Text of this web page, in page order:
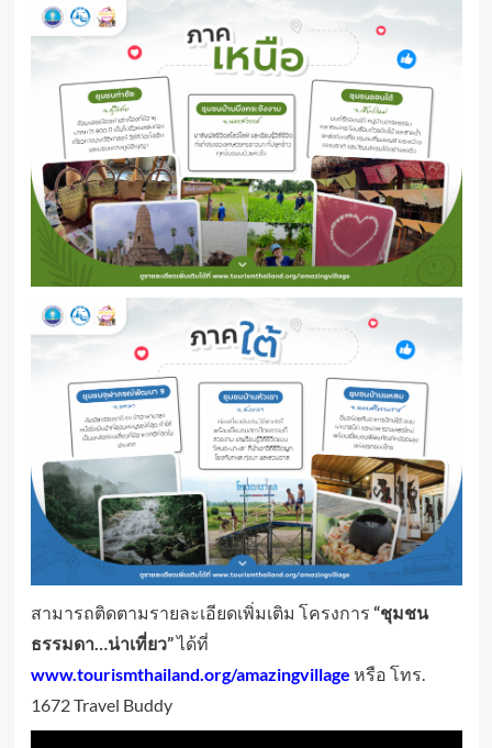
สามารถติดตามรายละเอียดเพิ่มเติม โครงการ “ชุมชน
ธรรมดา…น่าเที่ยว”ได้ที่
www.tourismthailand.org/amazingvillage หรือ โทร.
1672 Travel Buddy